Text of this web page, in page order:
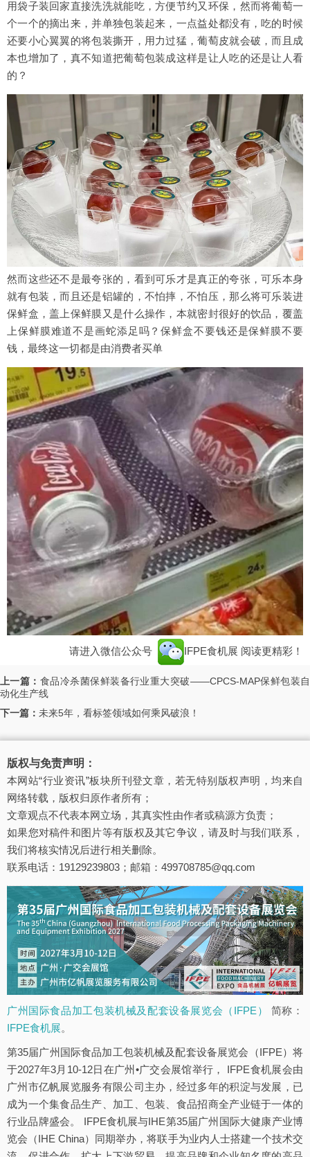
用袋子装回家直接洗洗就能吃，方便节约又环保，然而将葡萄一
个一个的摘出来，并单独包装起来，一点益处都没有，吃的时候
还要小心翼翼的将包装撕开，用力过猛，葡萄皮就会破，而且成
本也增加了，真不知道把葡萄包装成这样是让人吃的还是让人看
的？
然而这些还不是最夸张的，看到可乐才是真正的夸张，可乐本身
就有包装，而且还是铝罐的，不怕摔，不怕压，那么将可乐装进
保鲜盒，盖上保鲜膜又是什么操作，本就密封很好的饮品，覆盖
上保鲜膜难道不是画蛇添足吗？保鲜盒不要钱还是保鲜膜不要
钱，最终这一切都是由消费者买单
请进入微信公众号 IFPE食机展 阅读更精彩！
上一篇： 食品冷杀菌保鲜装备行业重大突破——CPCS-MAP保鲜包装自
动化生产线
下一篇： 未来5年，看标签领域如何乘风破浪！
版权与免责声明：
本网站“行业资讯”板块所刊登文章，若无特别版权声明，均来自
网络转载，版权归原作者所有；
文章观点不代表本网立场，其真实性由作者或稿源方负责；
如果您对稿件和图片等有版权及其它争议，请及时与我们联系，
我们将核实情况后进行相关删除。
联系电话：19129239803；邮箱：499708785@qq.com
广州国际食品加工包装机械及配套设备展览会（IFPE）
简称：
IFPE食机展。
第35届广州国际食品加工包装机械及配套设备展览会（IFPE）将
于2027年3月10-12日在广州•广交会展馆举行， IFPE食机展会由
广州市亿帆展览服务有限公司主办，经过多年的积淀与发展，已
成为一个集食品生产、加工、包装、食品招商全产业链于一体的
行业品牌盛会。 IFPE食机展与IHE第35届广州国际大健康产业博
览会（IHE China）同期举办，将联手为业内人士搭建一个技术交